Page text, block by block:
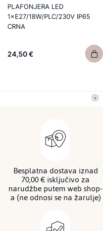
PLAFONJERA LED
1×E27/18W/PLC/230V IP65
CRNA
24,50 €
Besplatna dostava iznad
70,00 € isključivo za
narudžbe putem web shop-
a (ne odnosi se na žarulje)